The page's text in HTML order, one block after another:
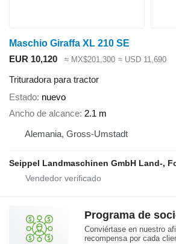
Maschio Giraffa XL 210 SE
EUR 10,120
≈ MX$201,300 ≈ USD 11,690
Trituradora para tractor
Estado nuevo
Ancho de alcance 2.1 m
Alemania, Gross-Umstadt
Programa de
Conviértase en nuestro
recompensa por cada